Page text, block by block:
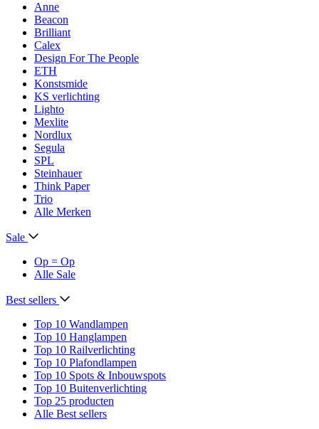
Anne
Beacon
Brilliant
Calex
Design For The People
ETH
Konstsmide
KS verlichting
Lighto
Mexlite
Nordlux
Segula
SPL
Steinhauer
Think Paper
Trio
Alle Merken
Sale
Op = Op
Alle Sale
Best sellers
Top 10 Wandlampen
Top 10 Hanglampen
Top 10 Railverlichting
Top 10 Plafondlampen
Top 10 Spots & Inbouwspots
Top 10 Buitenverlichting
Top 25 producten
Alle Best sellers